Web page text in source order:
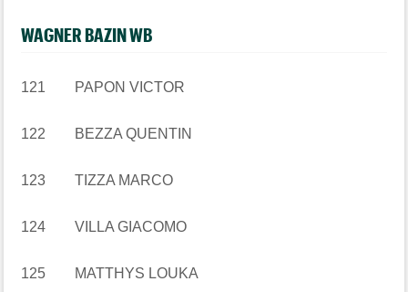
WAGNER BAZIN WB
121 PAPON VICTOR
122 BEZZA QUENTIN
123 TIZZA MARCO
124 VILLA GIACOMO
125 MATTHYS LOUKA